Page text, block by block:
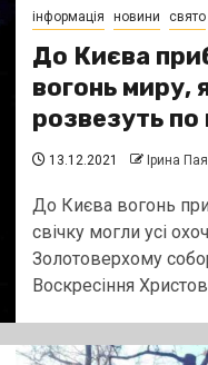
інформація новини свято
До Києва
вогонь миру,
розвезуть
13.12.2021 Ірина
До Києва вогонь
свічку могли усі
Золотоверхому
Воскресіння